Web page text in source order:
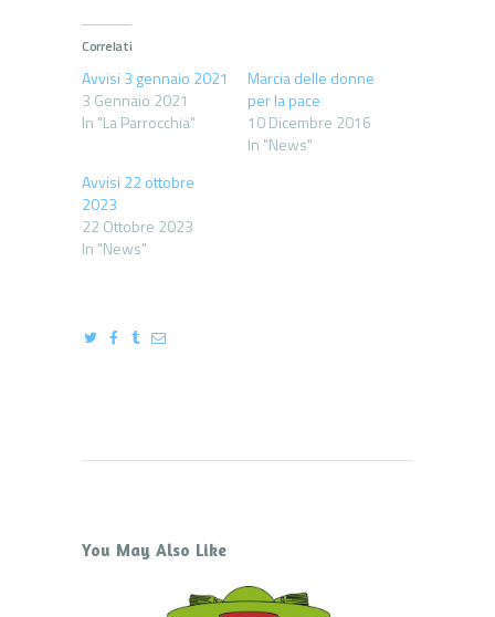
Correlati
Avvisi 3 gennaio 2021
3 Gennaio 2021
In "La Parrocchia"
Marcia delle donne
per la pace
10 Dicembre 2016
In "News"
Avvisi 22 ottobre
2023
22 Ottobre 2023
In "News"
You May Also Like